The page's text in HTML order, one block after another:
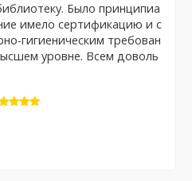
Было принципиа
имело сертификацию и с
гигиеническим требован
уровне. Всем доволь